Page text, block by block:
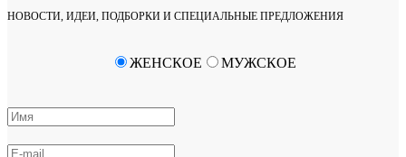
НОВОСТИ, ИДЕИ, ПОДБОРКИ И СПЕЦИАЛЬНЫЕ ПРЕДЛОЖЕНИЯ
ЖЕНСКОЕ МУЖСКОЕ